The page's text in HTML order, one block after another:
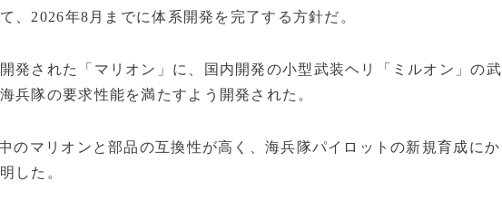
、2026年8月までに体系開発を完了する方針だ。
発された「マリオン」に、国内開発の小型武装ヘリ「ミルオン」の武
兵隊の要求性能を満たすよう開発された。
のマリオンと部品の互換性が高く、海兵隊パイロットの新規育成にか
した。